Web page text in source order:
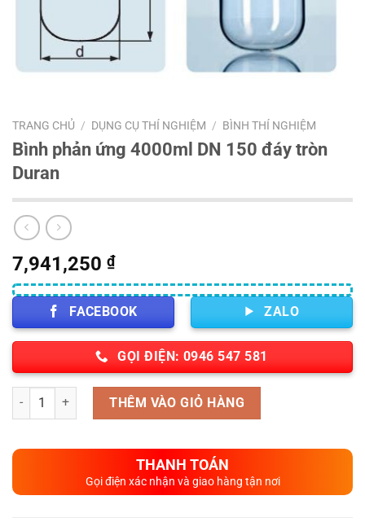
TRANG CHỦ / DỤNG CỤ THÍ NGHIỆM / BÌNH THÍ NGHIỆM
Bình phản ứng 4000ml DN 150 đáy tròn
Duran
7,941,250 ₫
FACEBOOK ZALO
GỌI ĐIỆN: 0946 547 581
Số lượng THÊM VÀO GIỎ HÀNG
THANH TOÁN
Gọi điện xác nhận và giao hàng tận nơi